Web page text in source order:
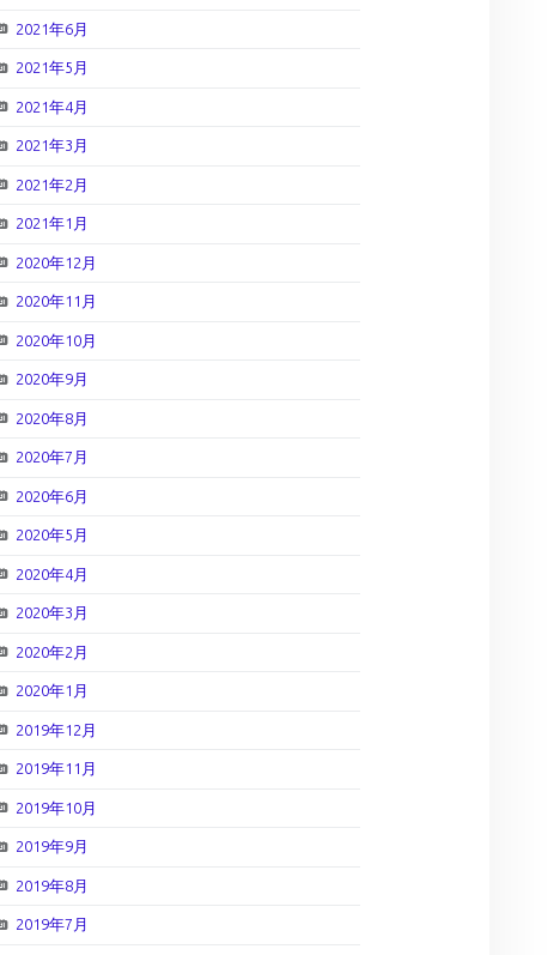
2021年6月
2021年5月
2021年4月
2021年3月
2021年2月
2021年1月
2020年12月
2020年11月
2020年10月
2020年9月
2020年8月
2020年7月
2020年6月
2020年5月
2020年4月
2020年3月
2020年2月
2020年1月
2019年12月
2019年11月
2019年10月
2019年9月
2019年8月
2019年7月